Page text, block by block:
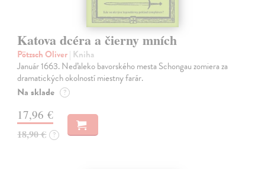
Katova dcéra a čierny mních
Pötzsch Oliver| Kniha
Január 1663. Neďaleko bavorského mesta Schongau zomiera za
dramatických okolností miestny farár.
Na sklade ?
17,96 €
18,90 € ?